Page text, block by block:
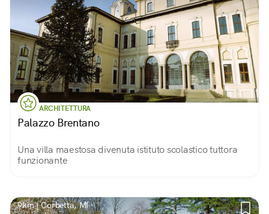
ARCHITETTURA
Palazzo Brentano
Una villa maestosa divenuta istituto scolastico tuttora
funzionante
9km | Corbetta, MI